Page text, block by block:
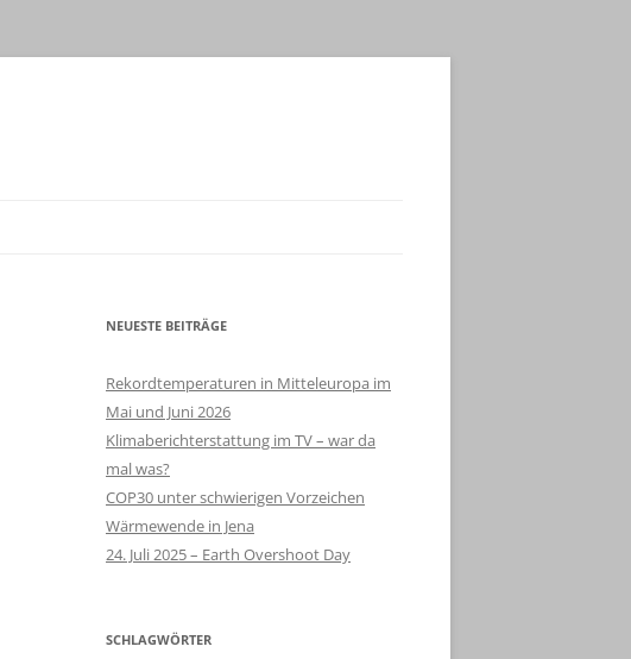
NEUESTE BEITRÄGE
Rekordtemperaturen in Mitteleuropa im
Mai und Juni 2026
Klimaberichterstattung im TV – war da
mal was?
COP30 unter schwierigen Vorzeichen
Wärmewende in Jena
24. Juli 2025 – Earth Overshoot Day
SCHLAGWÖRTER